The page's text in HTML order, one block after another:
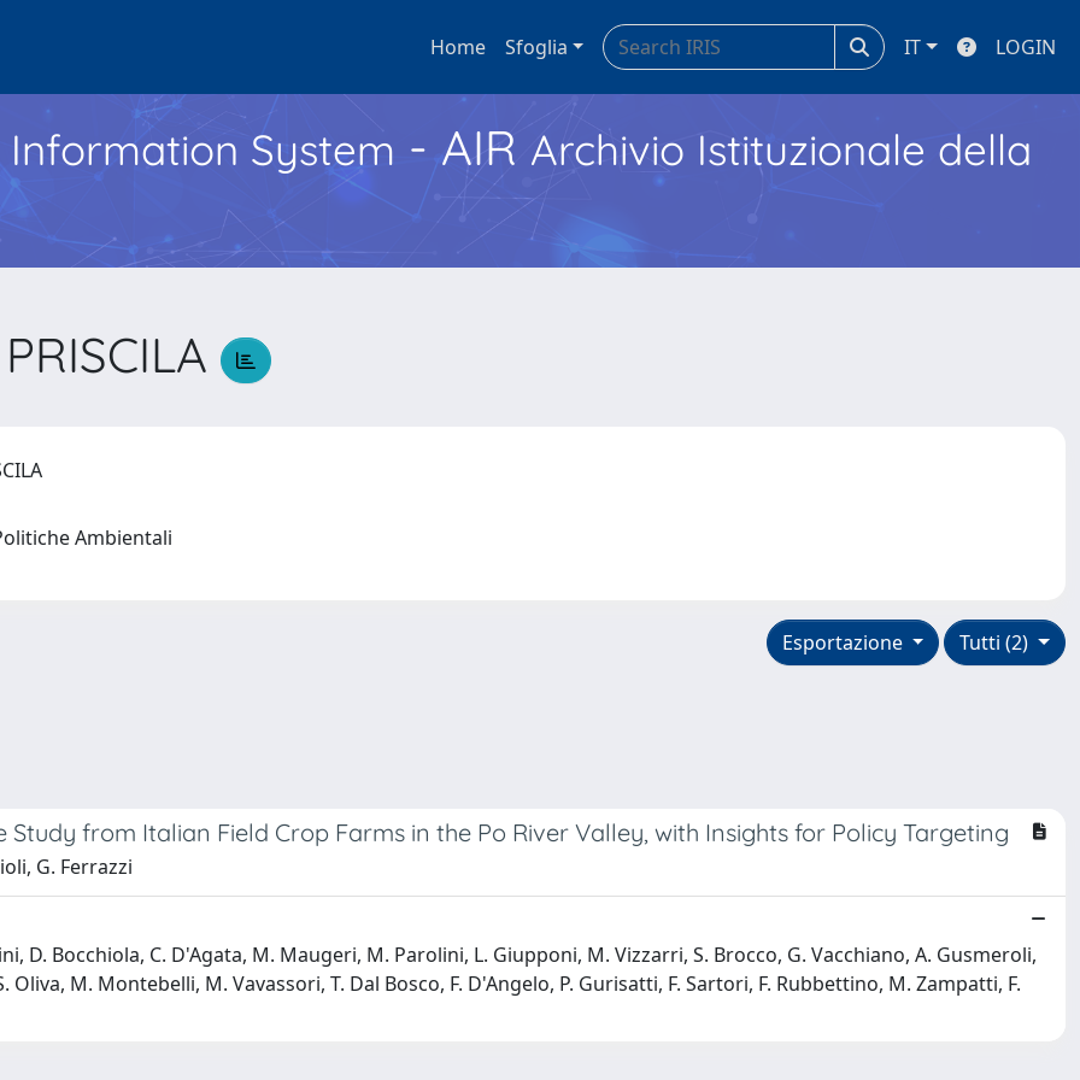
Home Sfoglia IT LOGIN
System - AIR Archivio Istituzionale della
Ambientali
Tutti (2)
Esportazione
from Italian Field Crop Farms in the Po River Valley, with Insights for Policy Targeting
G. Ferrazzi
D. Bocchiola, C. D'Agata, M. Maugeri, M. Parolini, L. Giupponi, M. Vizzarri, S. Brocco, G. Vacchiano, A. Gusmeroli,
Oliva, M. Montebelli, M. Vavassori, T. Dal Bosco, F. D'Angelo, P. Gurisatti, F. Sartori, F. Rubbettino, M. Zampatti, F.